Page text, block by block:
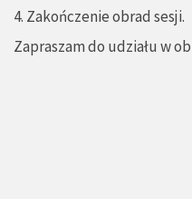
4. Zakończenie obrad sesji.
Zapraszam do udziału w